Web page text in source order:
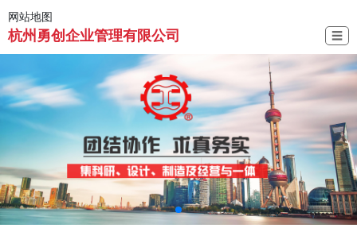
网站地图
杭州勇创企业管理有限公司 ☰